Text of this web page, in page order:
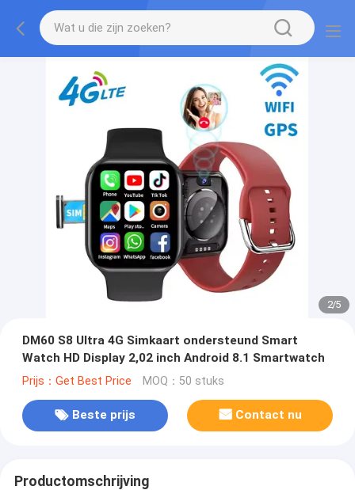
2/5
DM60 S8 Ultra 4G Simkaart ondersteund Smart
Watch HD Display 2,02 inch Android 8.1 Smartwatch
Prijs：Get Best Price MOQ：50 stuks
Beste prijs Contact nu
Productomschrijving